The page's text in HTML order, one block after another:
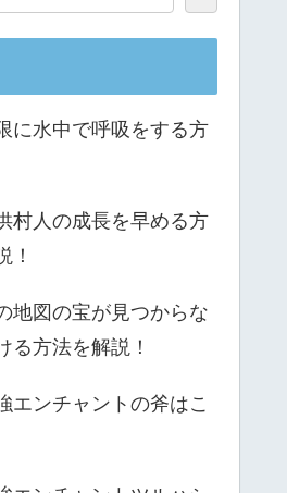
に水中で呼吸をする方
村人の成長を早める方
！
地図の宝が見つからな
る方法を解説！
エンチャントの斧はこ